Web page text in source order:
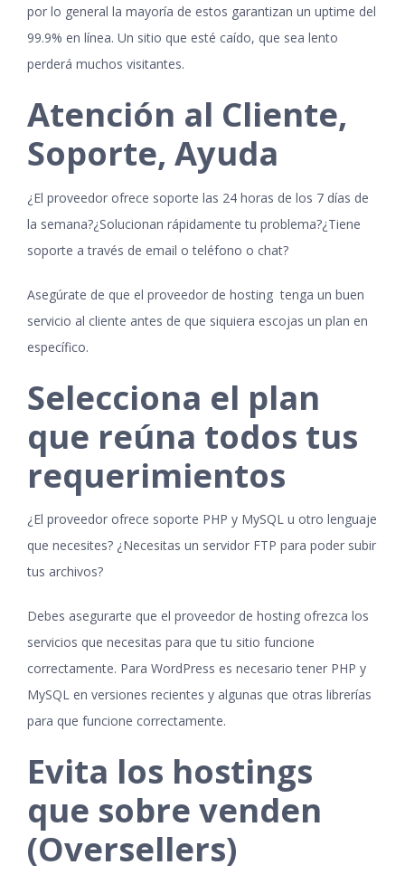
por lo general la mayoría de estos garantizan un uptime del
99.9% en línea. Un sitio que esté caído, que sea lento
perderá muchos visitantes.
Atención al Cliente,
Soporte, Ayuda
¿El proveedor ofrece soporte las 24 horas de los 7 días de
la semana?¿Solucionan rápidamente tu problema?¿Tiene
soporte a través de email o teléfono o chat?
Asegúrate de que el proveedor de hosting tenga un buen
servicio al cliente antes de que siquiera escojas un plan en
específico.
Selecciona el plan
que reúna todos tus
requerimientos
¿El proveedor ofrece soporte PHP y MySQL u otro lenguaje
que necesites? ¿Necesitas un servidor FTP para poder subir
tus archivos?
Debes asegurarte que el proveedor de hosting ofrezca los
servicios que necesitas para que tu sitio funcione
correctamente. Para WordPress es necesario tener PHP y
MySQL en versiones recientes y algunas que otras librerías
para que funcione correctamente.
Evita los hostings
que sobre venden
(Oversellers)